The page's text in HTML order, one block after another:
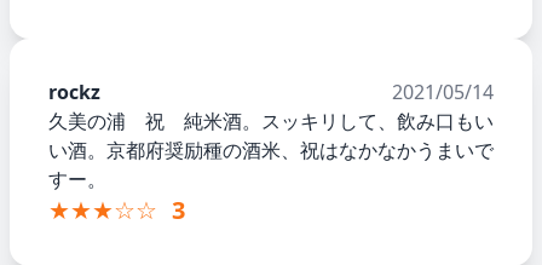
rockz
2021/05/14
久美の浦 祝 純米酒。スッキリして、飲み口もい
い酒。京都府奨励種の酒米、祝はなかなかうまいで
すー。
★★★☆☆ 3